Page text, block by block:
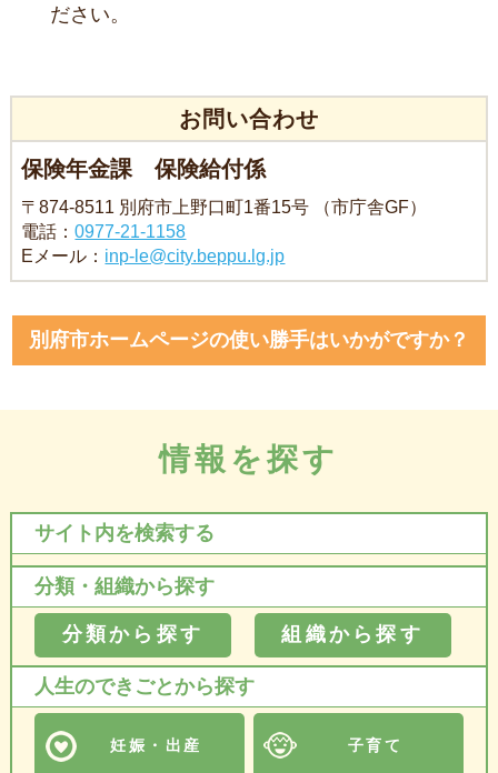
ださい。
お問い合わせ
保険年金課 保険給付係
〒874-8511 別府市上野口町1番15号 （市庁舎GF）
電話：0977-21-1158
Eメール： inp-le@city.beppu.lg.jp
別府市ホームページの使い勝手はいかがですか？
情報を探す
サイト内を検索する
分類・組織から探す
分類から探す 組織から探す
人生のできごとから探す
妊娠・出産 子育て